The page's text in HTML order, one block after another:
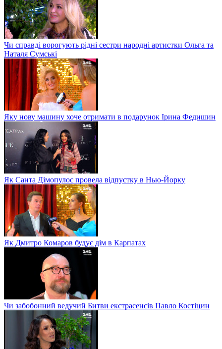
Чи справді ворогують рідні сестри народні артистки Ольга та
Наталя Сумські
Яку нову машину хоче отримати в подарунок Ірина Федишин
Як Санта Дімопулос провела відпустку в Нью-Йорку
Як Дмитро Комаров будує дім в Карпатах
Чи забобонний ведучий Битви екстрасенсів Павло Костіцин